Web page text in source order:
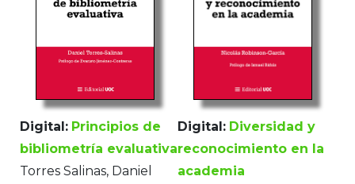
Digital: Principios de
bibliometría evaluativa
Torres Salinas, Daniel
Digital: Diversidad y
reconocimiento en la
academia